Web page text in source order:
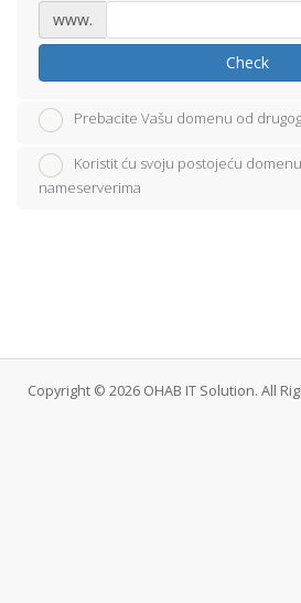
www.
Check
Prebacite Vašu domenu od
Koristit ću svoju postojeću
nameserverima
Copyright © 2026 OHAB IT Solution. All